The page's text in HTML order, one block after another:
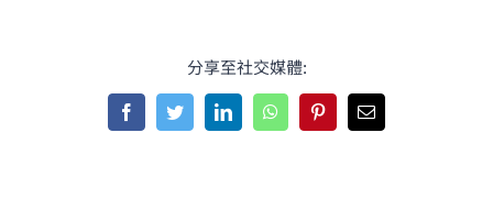
分享至社交媒體:
FacebookTwitterLinkedInWhatsAppPinterestEmail